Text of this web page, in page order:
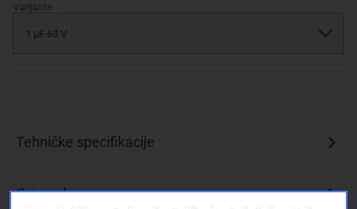
Varijante
Tehničke specifikacije
Ocjene kupaca